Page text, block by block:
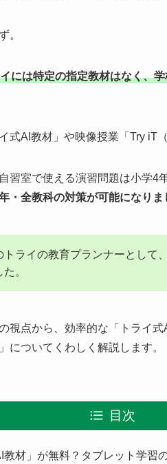
。
には特定の指定教材はなく、
式AI教材」や映像授業「Try iT
習室で使える演習問題は小学4
・全教科の対策が可能になりま
トライの教育プランナーとして
。
視点から、効率的な「トライ
についてくわしく解説します。
目次
材」が無料？タブレット学習